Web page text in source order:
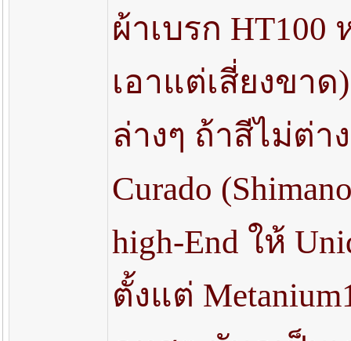
ผ้าเบรก
เอาแต่เสี่ยงขา
ล่างๆ ถ้าสีไม่ต่า
Curado
high-End ให้
ตั้งแต่